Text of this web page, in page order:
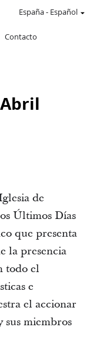
Contacto
España- Español
de
Últimos Días
que presenta
la presencia
todo el
e
el accionar
sus miembros